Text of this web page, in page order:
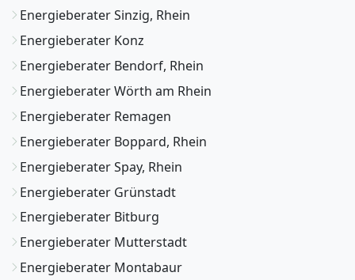
Energieberater Sinzig, Rhein
Energieberater Konz
Energieberater Bendorf, Rhein
Energieberater Wörth am Rhein
Energieberater Remagen
Energieberater Boppard, Rhein
Energieberater Spay, Rhein
Energieberater Grünstadt
Energieberater Bitburg
Energieberater Mutterstadt
Energieberater Montabaur